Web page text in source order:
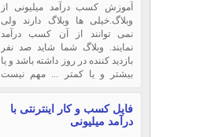
آموزش کسب درآمد میلیونی از
وبلاگ.خیلی ها وبلاگ دارند ولی
نمی توانند از آن کسب درآمد
نمایند. وبلاگ شما شاید صد نفر
بازدید کننده در روز داشته باشد و یا
بیشتر و یا کمتر ... مهم نیست
مغازه ی فرضا فرش فروشی یا
یک مغازه ی کامپیوتر فروشی در
روز چند مشتری وارد مغازه می
فایل کسب و کار اینترنتی با
درآمد میلیونی